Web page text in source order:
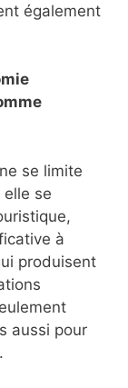
également
ne se limite
se
à
produisent
aussi pour